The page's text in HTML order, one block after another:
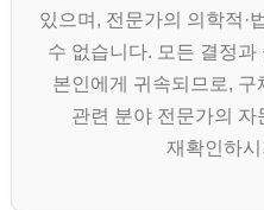
있으며, 전문가의 의학적·
수 없습니다. 모든 결정
본인에게 귀속되므로, 구
관련 분야 전문가의
재확인하